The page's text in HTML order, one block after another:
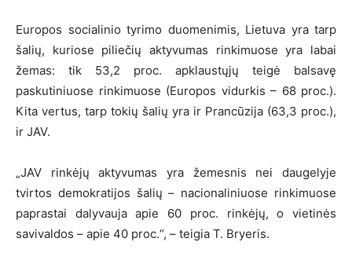
Europos socialinio tyrimo duomenimis, Lietuva yra tarp
šalių, kuriose piliečių aktyvumas rinkimuose yra labai
žemas: tik 53,2 proc. apklaustųjų teigė balsavę
paskutiniuose rinkimuose (Europos vidurkis – 68 proc.).
Kita vertus, tarp tokių šalių yra ir Prancūzija (63,3 proc.),
ir JAV.
„JAV rinkėjų aktyvumas yra žemesnis nei daugelyje
tvirtos demokratijos šalių – nacionaliniuose rinkimuose
paprastai dalyvauja apie 60 proc. rinkėjų, o vietinės
savivaldos – apie 40 proc.“, – teigia T. Bryeris.